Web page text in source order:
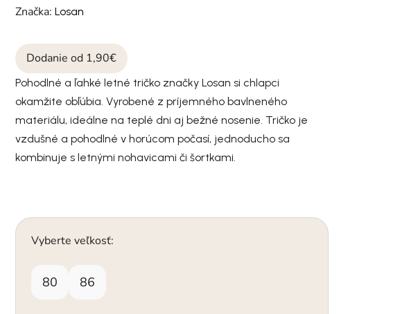
Značka:Losan
Dodanie od 1,90€
Pohodlné a ľahké letné tričko značky Losan si chlapci
okamžite obľúbia. Vyrobené z príjemného bavlneného
materiálu, ideálne na teplé dni aj bežné nosenie. Tričko je
vzdušné a pohodlné v horúcom počasí, jednoducho sa
kombinuje s letnými nohavicami či šortkami.
Vyberte veľkosť:
80 86